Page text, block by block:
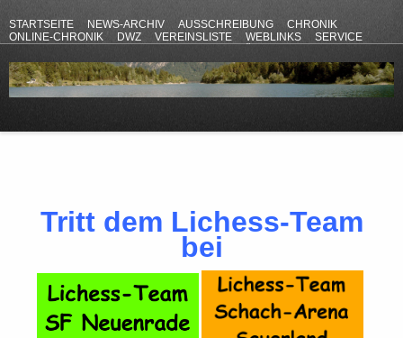
STARTSEITE NEWS-ARCHIV AUSSCHREIBUNG
CHRONIK
ONLINE-CHRONIK
DWZ VEREINSLISTE WEBLINKS
SERVICE
Tritt dem Lichess-Team
bei